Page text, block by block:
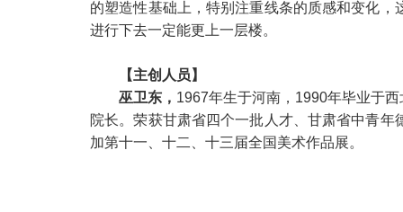
的塑造性基础上，特别注重线条的质感和变化
进行下去一定能更上一层楼。
【主创人员】
巫卫东， 1967年生于河南，1990年毕业于
院长。荣获甘肃省四个一批人才、甘肃省中青
加第十一、十二、十三届全国美术作品展。